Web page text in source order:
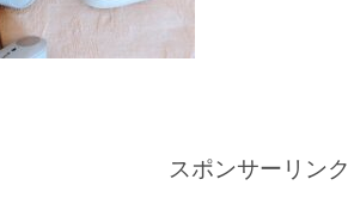
スポンサーリンク